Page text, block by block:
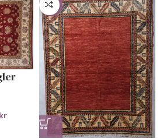
-54%